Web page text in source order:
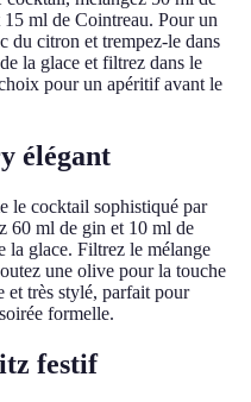
ml de Cointreau. Pour un
du citron et trempez-le dans
la glace et filtrez dans le
pour un apéritif avant le
élégant
le cocktail sophistiqué par
60 ml de gin et 10 ml de
la glace. Filtrez le mélange
une olive pour la touche
et très stylé, parfait pour
formelle.
festif